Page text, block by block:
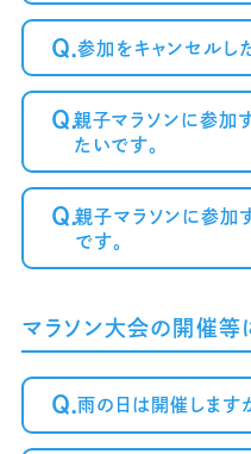
が届かない方へ～
Q.参加をキャンセルし
Q.親子マラソンに参加
たいです。
Q.親子マラソンに参加
です。
マラソン大会の開催等
Q.雨の日は開催します